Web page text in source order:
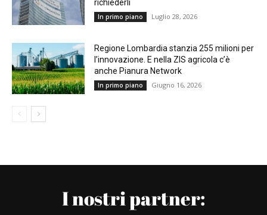
richiederli
In primo piano Luglio 28, 2026
Regione Lombardia stanzia 255 milioni per
l’innovazione. E nella ZIS agricola c’è
anche Pianura Network
In primo piano Giugno 16, 2026
I nostri partner: